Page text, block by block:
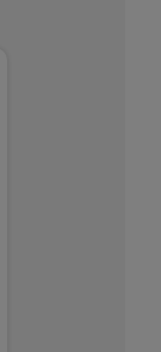
gibt es